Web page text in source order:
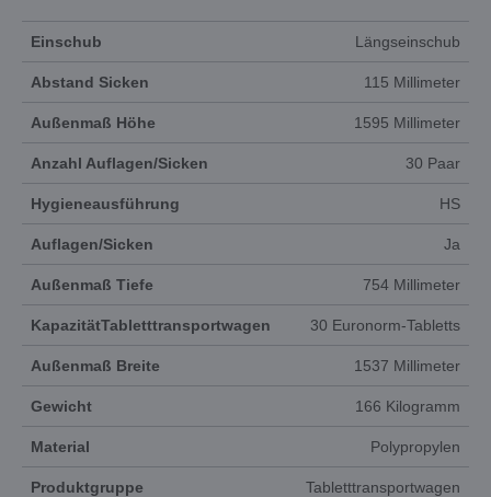
Einschub Längseinschub
Abstand Sicken 115 Millimeter
Außenmaß Höhe 1595 Millimeter
Anzahl Auflagen/Sicken 30 Paar
Hygieneausführung HS
Auflagen/Sicken Ja
Außenmaß Tiefe 754 Millimeter
KapazitätTabletttransportwagen 30 Euronorm-Tabletts
Außenmaß Breite 1537 Millimeter
Gewicht 166 Kilogramm
Material Polypropylen
Produktgruppe Tabletttransportwagen